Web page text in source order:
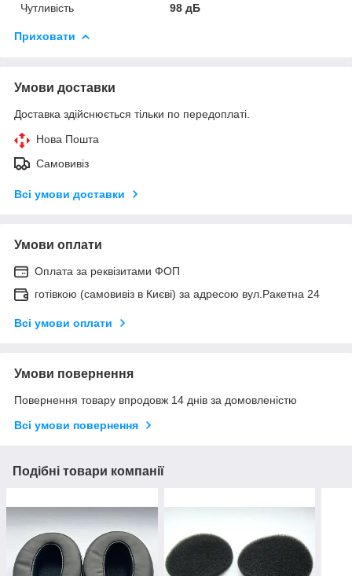
Чутливість
98 дБ
Приховати
Умови доставки
Доставка здійснюється тільки по передоплаті.
Нова Пошта
Самовивіз
Всі умови доставки
Умови оплати
Оплата за реквізитами ФОП
готівкою (самовивіз в Києві) за адресою вул.Ракетна 24
Всі умови оплати
Умови повернення
Повернення товару впродовж 14 днів за домовленістю
Всі умови повернення
Подібні товари компанії